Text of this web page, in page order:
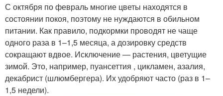
С октября по февраль многие цветы находятся в
состоянии покоя, поэтому не нуждаются в обильном
питании. Как правило, подкормки проводят не чаще
одного раза в 1–1,5 месяца, а дозировку средств
сокращают вдвое. Исключение — растения, цветущие
зимой. Это, например, пуансеттия , цикламен, азалия,
декабрист (шлюмбергера). Их удобряют часто (раз в 1–
1,5 недели).